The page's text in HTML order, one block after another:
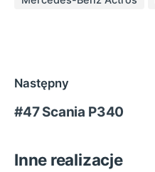
Następny
#47 Scania P340
Inne realizacje